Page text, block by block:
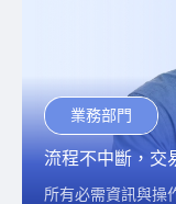
業務部門
流程不中斷，交
所有必需資訊與操